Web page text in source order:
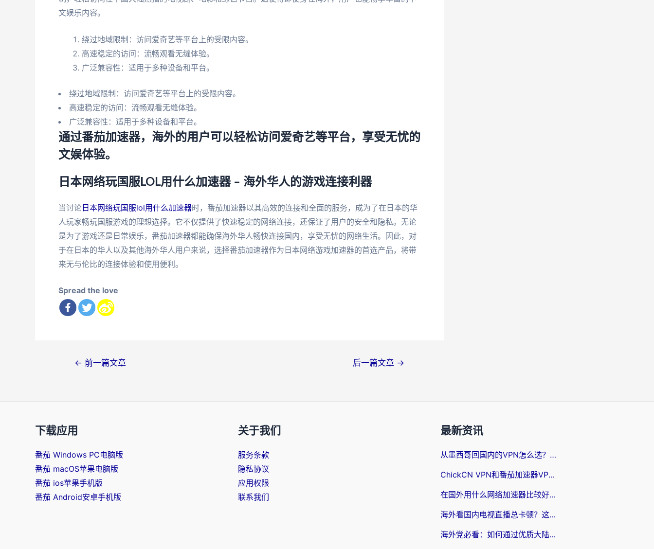
文娱乐内容。
绕过地域限制：访问爱奇艺等平台上的受限内容。
高速稳定的访问：流畅观看无缝体验。
广泛兼容性：适用于多种设备和平台。
绕过地域限制：访问爱奇艺等平台上的受限内容。
高速稳定的访问：流畅观看无缝体验。
广泛兼容性：适用于多种设备和平台。
通过番茄加速器，海外的用户可以轻松访问爱奇艺等平台，享受无忧的
文娱体验。
日本网络玩国服LOL用什么加速器 – 海外华人的游戏连接利器
当讨论日本网络玩国服lol用什么加速器时，番茄加速器以其高效的连接和全面的服务，成为了在日本的华
人玩家畅玩国服游戏的理想选择。它不仅提供了快速稳定的网络连接，还保证了用户的安全和隐私。无论
是为了游戏还是日常娱乐，番茄加速器都能确保海外华人畅快连接国内，享受无忧的网络生活。因此，对
于在日本的华人以及其他海外华人用户来说，选择番茄加速器作为日本网络游戏加速器的首选产品，将带
来无与伦比的连接体验和使用便利。
Spread the love
← 前一篇文章 后一篇文章 →
下载应用
番茄 Windows PC电脑版
番茄 macOS苹果电脑版
番茄 ios苹果手机版
番茄 Android安卓手机版
关于我们
服务条款
隐私协议
应用权限
联系我们
最新资讯
从墨西哥回国内的VPN怎么选？3步教你无缝刷剧、玩国服游戏
ChickCN VPN和番茄加速器VPN对比哪个回国效果更好？海外党亲测后的真实答案
在国外用什么网络加速器比较好？海外党亲测：从痛点到解决方案的全攻略
海外看国内电视直播总卡顿？这篇指南教你选对回国加速器，无缝追剧不发愁
海外党必看：如何通过优质大陆VPN节点无缝访问国内资源？